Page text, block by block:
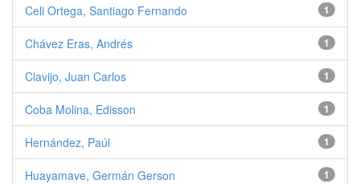
1
Celi Ortega, Santiago Fernando
1
Chávez Eras, Andrés
1
Clavijo, Juan Carlos
1
Coba Molina, Edisson
1
Hernández, Paúl
1
Huayamave, Germán Gerson